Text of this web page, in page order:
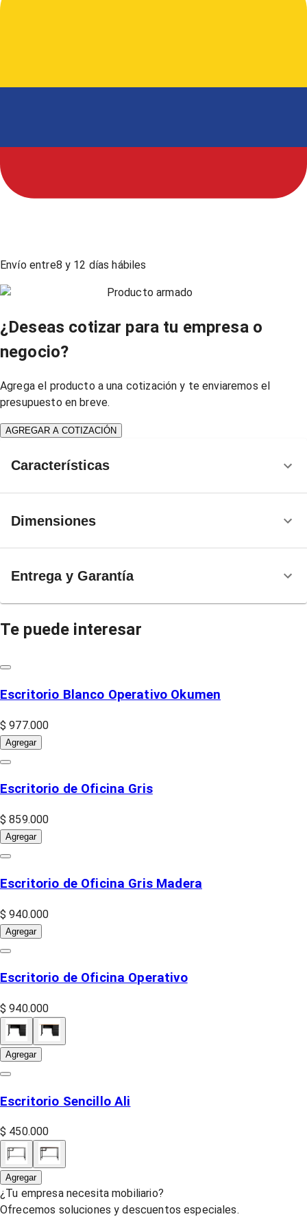
Envío entre8 y 12 días hábiles
Producto armado
¿Deseas cotizar para tu empresa o
negocio?
Agrega el producto a una cotización y te enviaremos el
presupuesto en breve.
AGREGAR A COTIZACIÓN
Características
Dimensiones
Entrega y Garantía
Te puede interesar
Escritorio Blanco Operativo Okumen
$ 977.000
Agregar
Escritorio de Oficina Gris
$ 859.000
Agregar
Escritorio de Oficina Gris Madera
$ 940.000
Agregar
Escritorio de Oficina Operativo
$ 940.000
Agregar
Escritorio Sencillo Ali
$ 450.000
Agregar
¿Tu empresa necesita mobiliario?
Ofrecemos soluciones y descuentos especiales.